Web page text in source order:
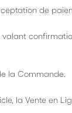
de
la Commande.
la Vente en